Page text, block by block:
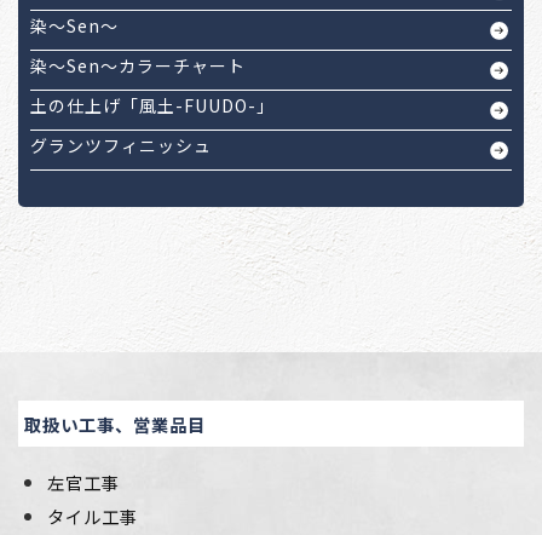
染～Sen～
染～Sen～カラーチャート
土の仕上げ「風土-FUUDO-」
グランツフィニッシュ
取扱い工事、営業品目
左官工事
タイル工事